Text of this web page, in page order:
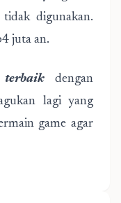
tidak digunakan.
juta an.
terbaik dengan
lagi yang
game agar